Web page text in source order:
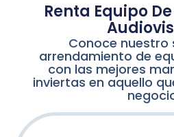
Renta Equipo
Conoce nuestro
arrendamiento de
con las mejores
inviertas en aquello